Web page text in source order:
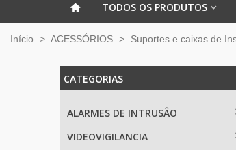
TODOS OS PRODUTOS
Início > ACESSÓRIOS > Suportes e caixas de
CATEGORIAS
ALARMES DE INTRUSÂO
VIDEOVIGILANCIA